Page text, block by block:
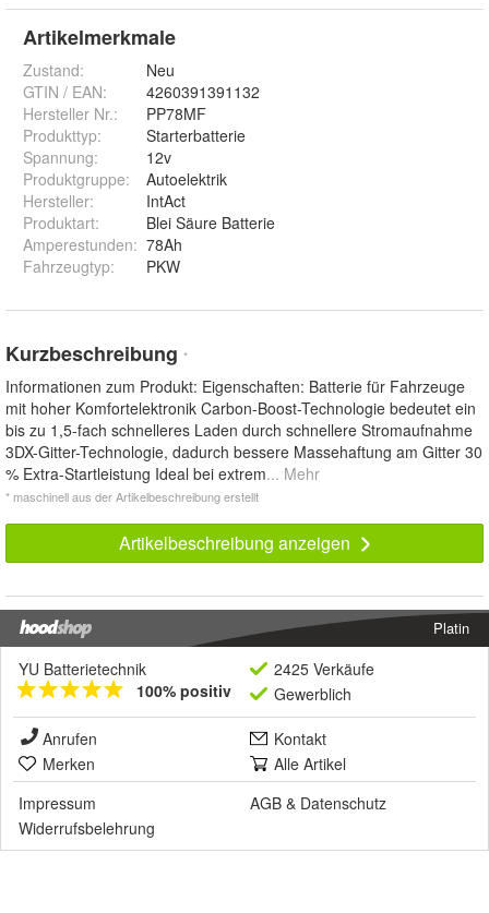
Artikelmerkmale
Zustand:
Neu
GTIN / EAN:
4260391391132
Hersteller Nr.:
PP78MF
Produkttyp:
Starterbatterie
Spannung:
12v
Produktgruppe:
Autoelektrik
Hersteller:
IntAct
Produktart:
Blei Säure Batterie
Amperestunden: 78Ah
Fahrzeugtyp: PKW
Kurzbeschreibung *
Informationen zum Produkt: Eigenschaften: Batterie für Fahrzeuge
mit hoher Komfortelektronik Carbon-Boost-Technologie bedeutet ein
bis zu 1,5-fach schnelleres Laden durch schnellere Stromaufnahme
3DX-Gitter-Technologie, dadurch bessere Massehaftung am Gitter 30
% Extra-Startleistung Ideal bei extrem... Mehr
* maschinell aus der Artikelbeschreibung erstellt
Artikelbeschreibung anzeigen
Platin
YU Batterietechnik
100% positiv
2425 Verkäufe
Gewerblich
Anrufen
Kontakt
Merken
Alle Artikel
Impressum
AGB & Datenschutz
Widerrufsbelehrung